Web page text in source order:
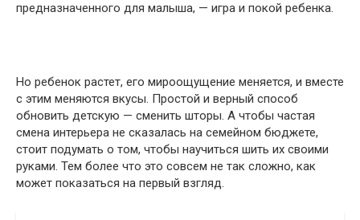
предназначенного для малыша, — игра и покой ребенка.
Но ребенок растет, его мироощущение меняется, и вместе
с этим меняются вкусы. Простой и верный способ
обновить детскую — сменить шторы. А чтобы частая
смена интерьера не сказалась на семейном бюджете,
стоит подумать о том, чтобы научиться шить их своими
руками. Тем более что это совсем не так сложно, как
может показаться на первый взгляд.